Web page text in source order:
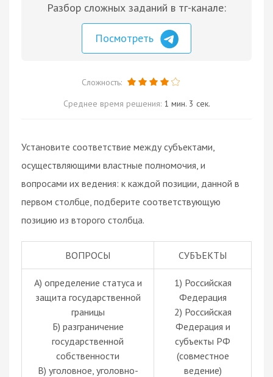
Разбор сложных заданий в тг-канале:
Посмотреть
Сложность:
Среднее время решения: 1 мин. 3 сек.
Установите соответствие между субъектами,
осуществляющими властные полномочия, и
вопросами их ведения: к каждой позиции, данной в
первом столбце, подберите соответствующую
позицию из второго столбца.
ВОПРОСЫ СУБЪЕКТЫ
А) определение статуса и
защита государственной
границы
Б) разграничение
государственной
собственности
В) уголовное, уголовно-
1) Российская
Федерация
2) Российская
Федерация и
субъекты РФ
(совместное
ведение)